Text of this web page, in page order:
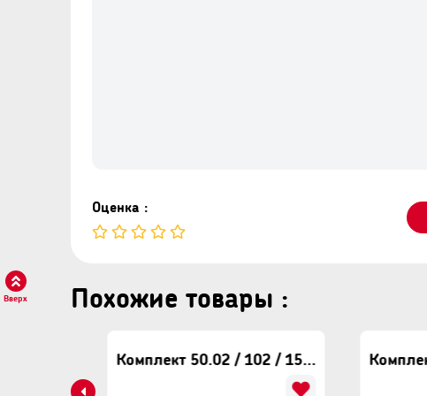
Похожие товары :
Комплект 50.02 / 102 / 151 Neo
Оценка :
Вверх